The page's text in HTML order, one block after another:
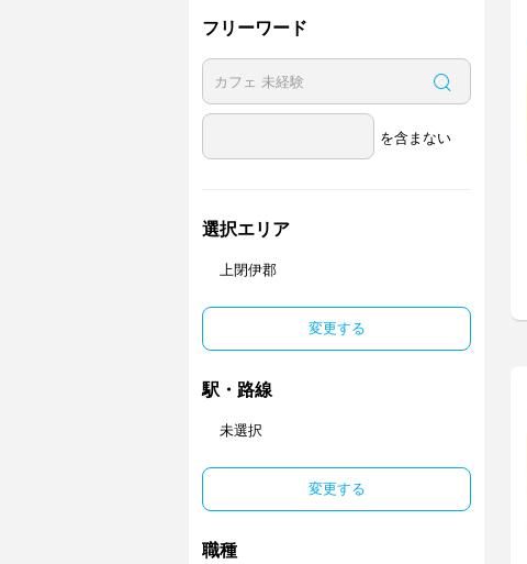
フリーワード
を含まない
選択エリア
上閉伊郡
変更する
駅・路線
未選択
変更する
職種